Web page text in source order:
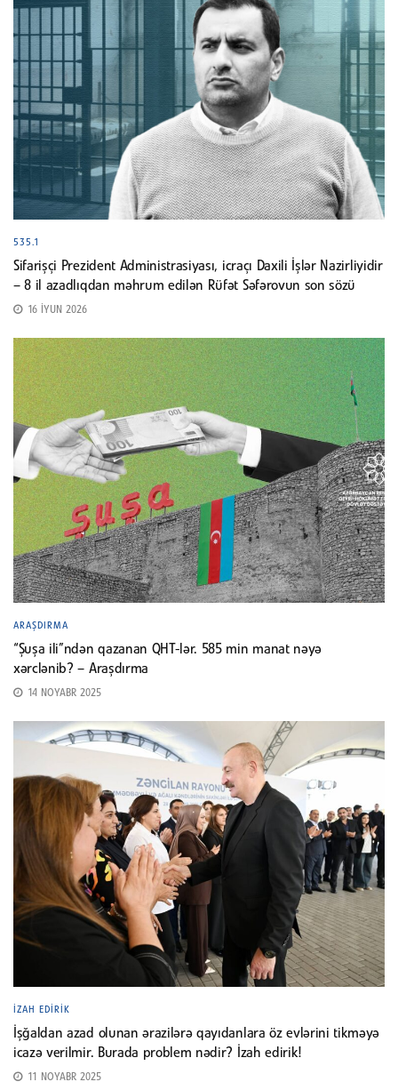
535.1
Sifarişçi Prezident Administrasiyası, icraçı Daxili İşlər Nazirliyidir
– 8 il azadlıqdan məhrum edilən Rüfət Səfərovun son sözü
16 İYUN 2026
ARAŞDIRMA
“Şuşa ili”ndən qazanan QHT-lər. 585 min manat nəyə
xərclənib? – Araşdırma
14 NOYABR 2025
İZAH EDIRIK
İşğaldan azad olunan ərazilərə qayıdanlara öz evlərini tikməyə
icazə verilmir. Burada problem nədir? İzah edirik!
11 NOYABR 2025